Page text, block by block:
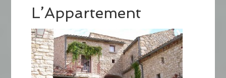
L’Appartement